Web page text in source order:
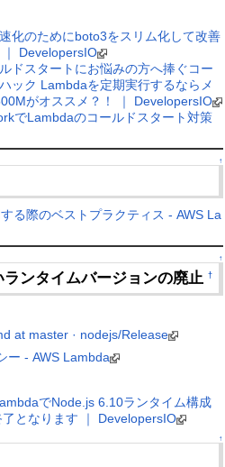
化のためにboto3をスリム化して改善
DevelopersIO
ドスタートにお悩みの方へ捧ぐコー
ック Lambdaを定期実行するならメ
がオススメ？！ ｜ DevelopersIO
でLambdaのコールドスタート対策
↑
る際のベストプラクティス - AWS La
↑
ンタイムバージョンの廃止†
at master · nodejs/Release
ー - AWS Lambda
でNode.js 6.10ランタイム構成
となります ｜ DevelopersIO
↑